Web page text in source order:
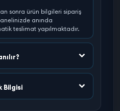
sonra ürün bilgileri sipariş
anında
teslimat yapılmaktadır.
Bilgisi